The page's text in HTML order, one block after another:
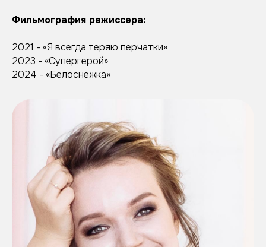
Фильмография режиссера:
2021 - «Я всегда теряю перчатки»
2023 - «Супергерой»
2024 - «Белоснежка»